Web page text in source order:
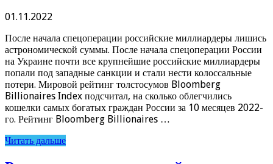
01.11.2022
После начала спецоперации российские миллиардеры лишись
астрономической суммы. После начала спецоперации России
на Украине почти все крупнейшие российские миллиардеры
попали под западные санкции и стали нести колоссальные
потери. Мировой рейтинг толстосумов Bloomberg
Billionaires Index подсчитал, на сколько облегчились
кошелки самых богатых граждан России за 10 месяцев 2022-
го. Рейтинг Bloomberg Billionaires …
Читать дальше